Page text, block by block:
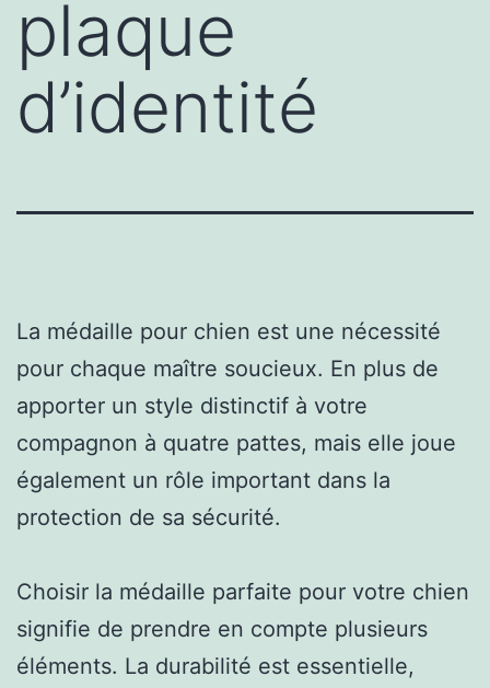
plaque
d’identité
La médaille pour chien est une nécessité
pour chaque maître soucieux. En plus de
apporter un style distinctif à votre
compagnon à quatre pattes, mais elle joue
également un rôle important dans la
protection de sa sécurité.
Choisir la médaille parfaite pour votre chien
signifie de prendre en compte plusieurs
éléments. La durabilité est essentielle,